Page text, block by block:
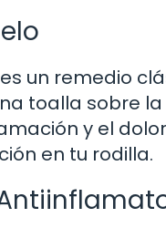
un remedio
toalla sobre
y el
en tu rodilla.